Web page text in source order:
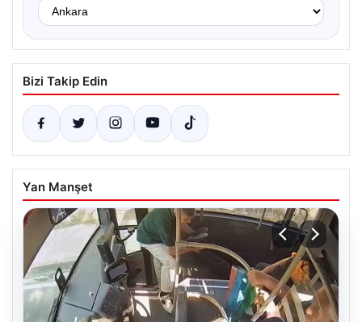
Bizi Takip Edin
Yan Manşet